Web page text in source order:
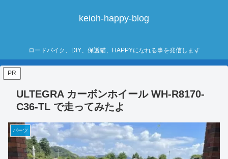
keioh-happy-blog
ロードバイク、DIY、保護猫、HAPPYになれる事を発信します
PR
ULTEGRA カーボンホイール WH-R8170-
C36-TL で走ってみたよ
パーツ